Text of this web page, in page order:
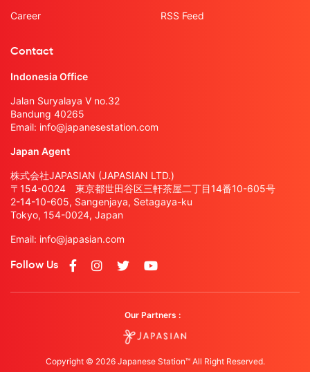
Career
RSS Feed
Contact
Indonesia Office
Jalan Suryalaya V no.32
Bandung 40265
Email: info@japanesestation.com
Japan Agent
株式会社JAPASIAN (JAPASIAN LTD.)
〒154-0024 東京都世田谷区三軒茶屋二丁目14番10-605号
2-14-10-605, Sangenjaya, Setagaya-ku
Tokyo, 154-0024, Japan
Email: info@japasian.com
Follow Us
Our Partners :
Copyright © 2026 Japanese Station™ All Right Reserved.